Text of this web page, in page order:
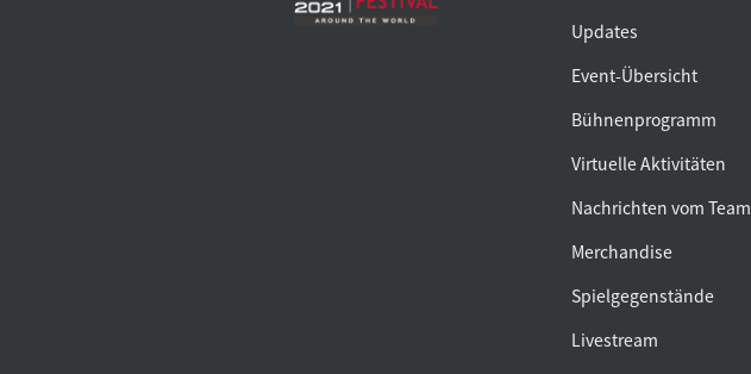
Updates
Event-Übersicht
Bühnenprogramm
Virtuelle Aktivitäten
Nachrichten vom Team
Merchandise
Spielgegenstände
Livestream